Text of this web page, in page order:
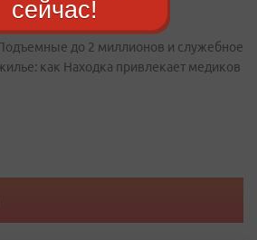
до 2 миллионов и служебное
как Находка привлекает медиков
сейчас!